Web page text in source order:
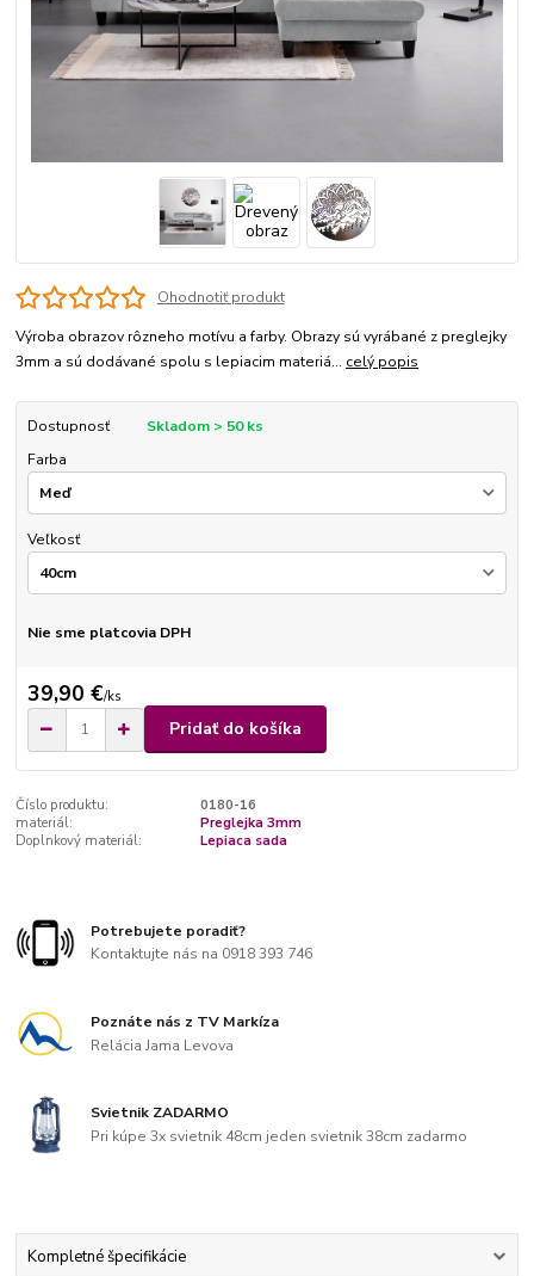
Ohodnotiť produkt
Výroba obrazov rôzneho motívu a farby. Obrazy sú vyrábané z preglejky
3mm a sú dodávané spolu s lepiacim materiá... celý popis
Dostupnosť
Skladom > 50 ks
Farba
Veľkosť
Nie sme platcovia DPH
39,90 €/ks
Pridať do košíka
Číslo produktu:
0180-16
materiál:
Preglejka 3mm
Doplnkový materiál:
Lepiaca sada
Potrebujete poradiť?
Kontaktujte nás na 0918 393 746
Poznáte nás z TV Markíza
Relácia Jama Levova
Svietnik ZADARMO
Pri kúpe 3x svietnik 48cm jeden svietnik 38cm zadarmo
Kompletné špecifikácie